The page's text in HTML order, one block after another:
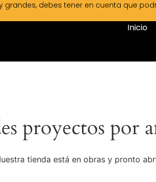
debes tener en cuenta que
Inicio
proyectos por
tienda está en obras y pronto